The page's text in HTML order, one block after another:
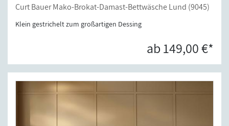
Curt Bauer Mako-Brokat-Damast-Bettwäsche Lund (9045)
Klein gestrichelt zum großartigen Dessing
ab 149,00 €*